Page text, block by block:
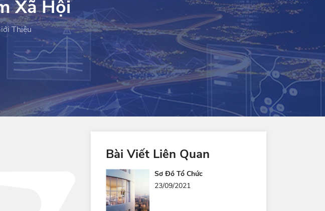
Xã Hội
Thiệu
Bài Viết Liên Quan
Sơ Đồ Tổ Chức
23/09/2021